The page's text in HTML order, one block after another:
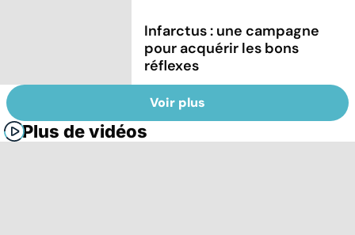
Infarctus : une campagne
pour acquérir les bons
réflexes
Voir plus
Plus de vidéos